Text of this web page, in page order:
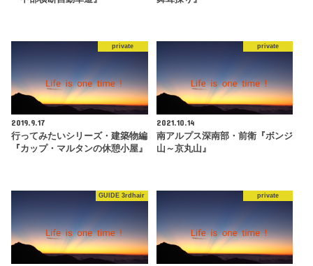
private
2019.9.17
行ってみたいシリーズ・建築物編
『カップ・マルタンの休憩小屋』
private
2021.10.14
南アルプス深南部・前衛『ボンジ
山～京丸山』
GUIDE 3rdhair private